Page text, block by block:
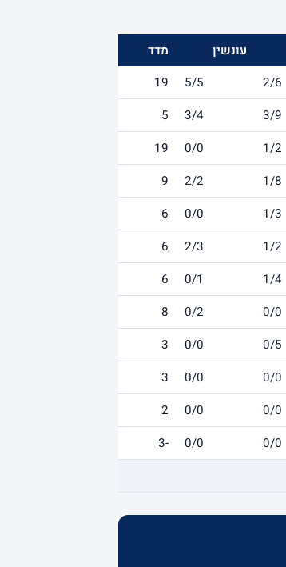
עונשין
מדד
2/6
5/5
19
3/9
3/4
5
1/2
0/0
19
1/8
2/2
9
1/3
0/0
6
1/2
2/3
6
1/4
0/1
6
0/0
0/2
8
0/5
0/0
3
0/0
0/0
3
0/0
0/0
2
0/0
0/0
-3